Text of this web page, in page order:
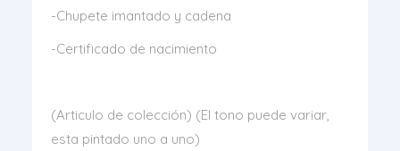
-Chupete imantado y cadena
-Certificado de nacimiento
(Articulo de colección) (El tono puede variar,
esta pintado uno a uno)